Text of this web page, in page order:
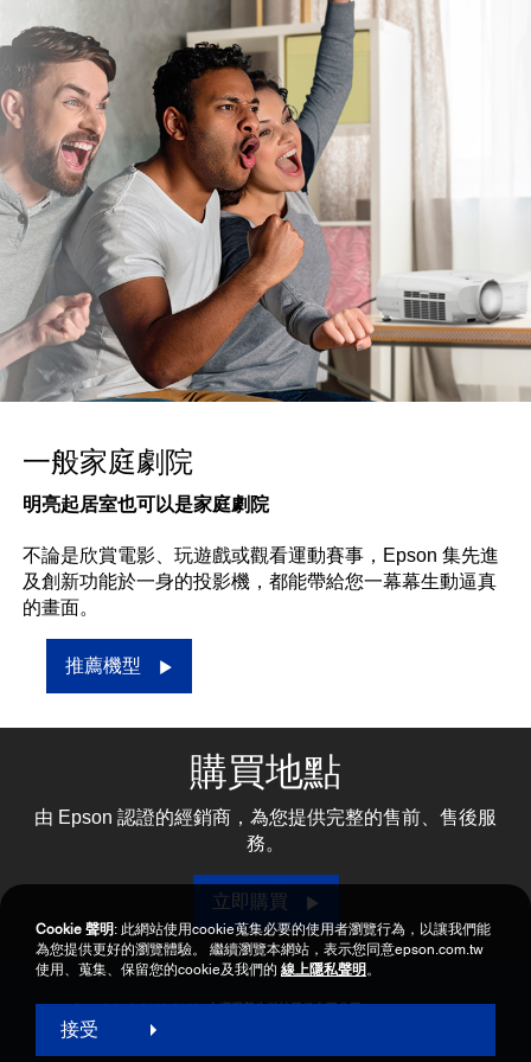
一般家庭劇院
明亮起居室也可以是家庭劇院
不論是欣賞電影、玩遊戲或觀看運動賽事，Epson 集先進
及創新功能於一身的投影機，都能帶給您一幕幕生動逼真
的畫面。
推薦機型
購買地點
由 Epson 認證的經銷商，為您提供完整的售前、售後服
務。
立即購買
Copyright © 2000-2026 台灣愛普生科技股份有限公司
網站使用暨會員服務條款
Cookie 聲明 : 此網站使用cookie蒐集必要的使用者瀏覽行為，以讓我們能
為您提供更好的瀏覽體驗。 繼續瀏覽本網站，表示您同意epson.com.tw
使用、蒐集、保留您的cookie及我們的 線上隱私聲明 。
接受